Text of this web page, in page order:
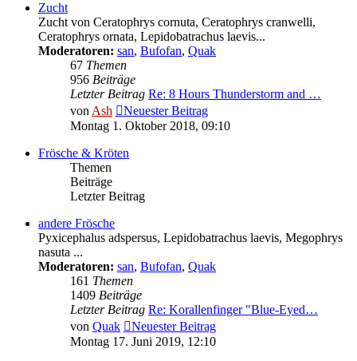
Zucht
Zucht von Ceratophrys cornuta, Ceratophrys cranwelli,
Ceratophrys ornata, Lepidobatrachus laevis...
Moderatoren: san, Bufofan, Quak
67 Themen
956 Beiträge
Letzter Beitrag Re: 8 Hours Thunderstorm and …
vonAsh
Neuester Beitrag
Montag 1. Oktober 2018, 09:10
Frösche & Kröten
Themen
Beiträge
Letzter Beitrag
andere Frösche
Pyxicephalus adspersus, Lepidobatrachus laevis, Megophrys
nasuta ...
Moderatoren: san, Bufofan, Quak
161 Themen
1409 Beiträge
Letzter Beitrag Re: Korallenfinger "Blue-Eyed…
von Quak
Neuester Beitrag
Montag 17. Juni 2019, 12:10